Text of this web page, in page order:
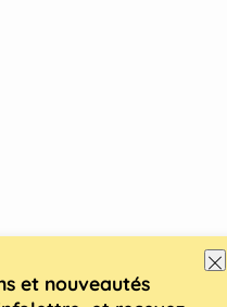
et nouveautés